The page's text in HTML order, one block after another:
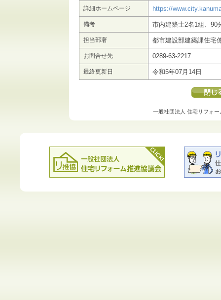
詳細ホームページ https://
備考 市内建築士2名1組、90
担当部署 都市建設部建築課住宅
お問合せ先 0289-63-2217
最終更新日 令和5年07月14日
一般社団法人 住宅リフォー